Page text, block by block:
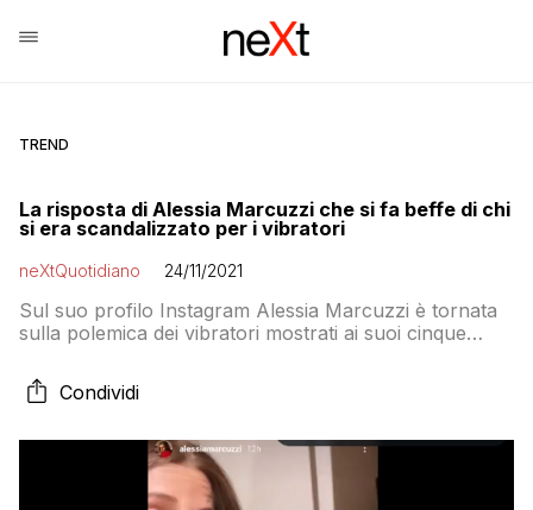
TREND
La risposta di Alessia Marcuzzi che si fa beffe di chi
si era scandalizzato per i vibratori
neXtQuotidiano 24/11/2021
Sul suo profilo Instagram Alessia Marcuzzi è tornata
sulla polemica dei vibratori mostrati ai suoi cinque
Condividi